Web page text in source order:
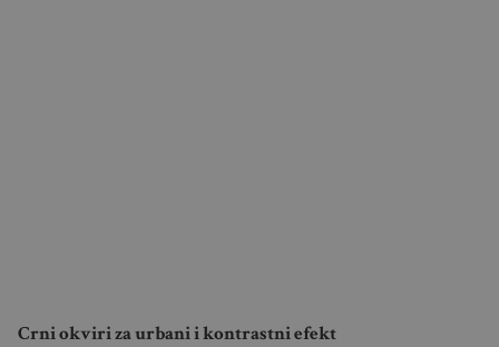
Crni okviri za urbani i kontrastni efekt